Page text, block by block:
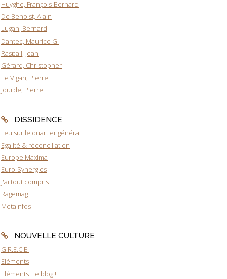
Huyghe, François-Bernard
De Benoist, Alain
Lugan, Bernard
Dantec, Maurice G.
Raspail, Jean
Gérard, Christopher
Le Vigan, Pierre
Jourde, Pierre
DISSIDENCE
Feu sur le quartier général !
Egalité & réconciliation
Europe Maxima
Euro-Synergies
J'ai tout compris
Ragemag
Metainfos
NOUVELLE CULTURE
G.R.E.C.E.
Eléments
Eléments : le blog !